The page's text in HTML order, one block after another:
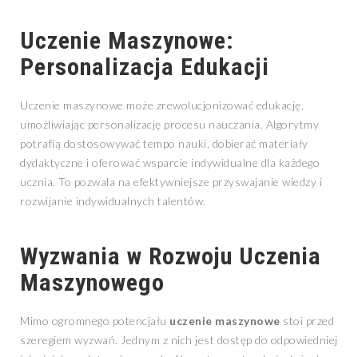
Uczenie Maszynowe:
Personalizacja Edukacji
Uczenie maszynowe może zrewolucjonizować edukację,
umożliwiając personalizację procesu nauczania. Algorytmy
potrafią dostosowywać tempo nauki, dobierać materiały
dydaktyczne i oferować wsparcie indywidualne dla każdego
ucznia. To pozwala na efektywniejsze przyswajanie wiedzy i
rozwijanie indywidualnych talentów.
Wyzwania w Rozwoju Uczenia
Maszynowego
Mimo ogromnego potencjału uczenie maszynowe stoi przed
szeregiem wyzwań. Jednym z nich jest dostęp do odpowiedniej